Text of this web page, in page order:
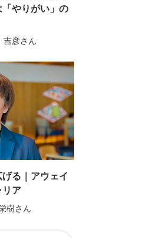
やりがい」の
吉彦さん
る｜アウェイ
リア
樹さん